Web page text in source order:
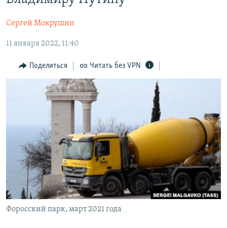
ВернутсяИНТЕРАКТИВ
ИНФОГРАФИКА
ТЕЛЕПРОЕКТ КРЫМ.РЕАЛИИ
СОВЕТЫ ПРАВОЗАЩИТНИКОВ
ПРОПАВШИЕ БЕЗ ВЕСТИ
ПОБЕДИТЕЛЕЙ НЕ СУДЯТ?
КРЫМ.НЕПОКОРЕННЫЙ
ELIFBE
УКРАИНСКАЯ ПРОБЛЕМА КРЫМА
РАДІО СВОБОДА
КАК ОБОЙТИ БЛОКИРОВКУ
Qırımtatar
ПРИСОЕДИНЯЙТЕСЬ!
Все сайты RFE/RL
Сергей Мокрушин
11 января 2022, 11:40
Поделиться Читать без VPN
Форосский парк, март 2021 года